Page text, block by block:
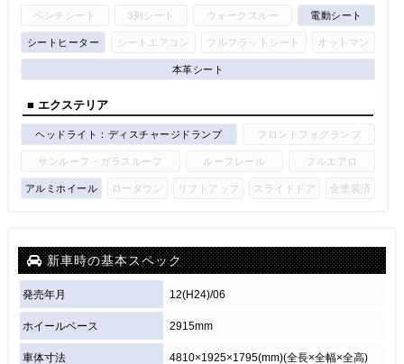
ベンチシート 3列シート ウォークスルー 電動シート
シートヒーター シートエアコン フルフラットシート オットマン
本革シート
■ エクステリア
ヘッドライト：ディスチャージドランプ フロントフォグランプ
サンルーフ・ガラスルーフ ルーフレール フルエアロ
アルミホイール ローダウン リフトアップ スライドドア 全塗装済
新車時の基本スペック
発売年月 12(H24)/06
ホイールベース 2915mm
車体寸法 4810×1925×1795(mm)(全長×全幅×全高)